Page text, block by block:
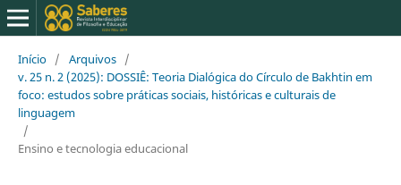
Início / Arquivos /
v. 25 n. 2 (2025): DOSSIÊ: Teoria Dialógica do Círculo de Bakhtin em
foco: estudos sobre práticas sociais, históricas e culturais de
linguagem
/
Ensino e tecnologia educacional